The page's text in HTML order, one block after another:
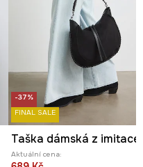
-37%
FINAL SALE
Aktuální cena: